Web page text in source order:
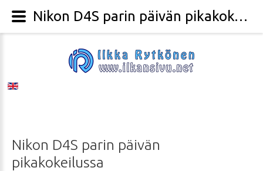
Nikon D4S parin päivän
pikakokeilussa
Nikon D4S parin päivän pikakokeilussa - Valokuvaaja Ilkka Rytkönen